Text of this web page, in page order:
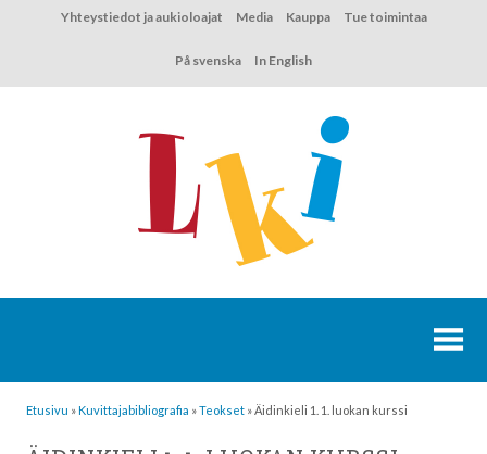
Yhteystiedot ja aukioloajat Media Kauppa Tue toimintaa
På svenska In English
Etusivu »Kuvittaja­bibliografia »Teokset » Äidinkieli 1. 1. luokan kurssi